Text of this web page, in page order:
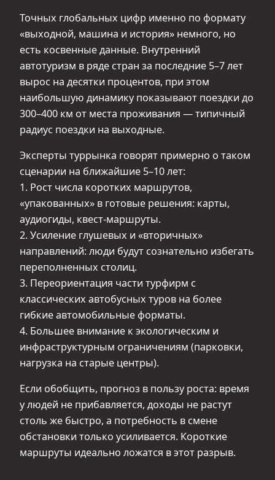
Точных глобальных цифр именно по формату
«выходной, машина и история» немного, но
есть косвенные данные. Внутренний
автотуризм в ряде стран за последние 5–7 лет
вырос на десятки процентов, при этом
наибольшую динамику показывают поездки до
300–400 км от места проживания — типичный
радиус поездки на выходные.
Эксперты туррынка говорят примерно о таком
сценарии на ближайшие 5–10 лет:
1. Рост числа коротких маршрутов,
«упакованных» в готовые решения: карты,
аудиогиды, квест-маршруты.
2. Усиление глушевых и «вторичных»
направлений: люди будут сознательно избегать
переполненных столиц.
3. Переориентация части турфирм с
классических автобусных туров на более
гибкие автомобильные форматы.
4. Большее внимание к экологическим и
инфраструктурным ограничениям (парковки,
нагрузка на старые центры).
Если обобщить, прогноз в пользу роста: время
у людей не прибавляется, доходы не растут
столь же быстро, а потребность в смене
обстановки только усиливается. Короткие
маршруты идеально ложатся в этот разрыв.